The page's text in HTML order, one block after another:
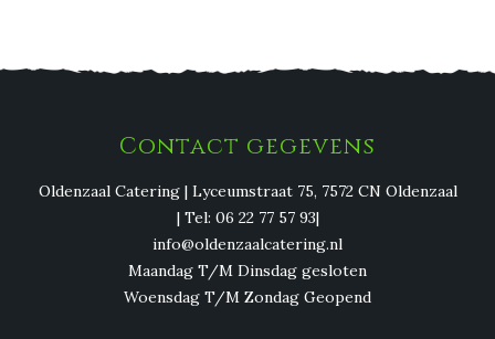
Contact gegevens
Oldenzaal Catering | Lyceumstraat 75, 7572 CN Oldenzaal
| Tel: 06 22 77 57 93|
info@oldenzaalcatering.nl
Maandag T/M Dinsdag gesloten
Woensdag T/M Zondag Geopend